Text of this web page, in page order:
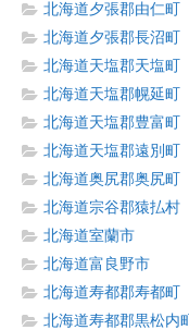
北海道夕張郡由仁町
北海道夕張郡長沼町
北海道天塩郡天塩町
北海道天塩郡幌延町
北海道天塩郡豊富町
北海道天塩郡遠別町
北海道奥尻郡奥尻町
北海道宗谷郡猿払村
北海道室蘭市
北海道富良野市
北海道寿都郡寿都町
北海道寿都郡黒松内町